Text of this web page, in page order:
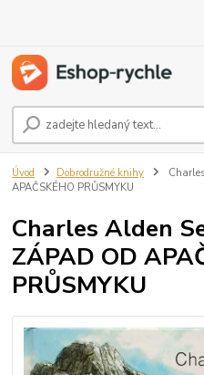
Úvod Dobrodružné knihy
APAČSKÉHO PRŮSMYKU
Charles Alden
ZÁPAD OD
PRŮSMYKU